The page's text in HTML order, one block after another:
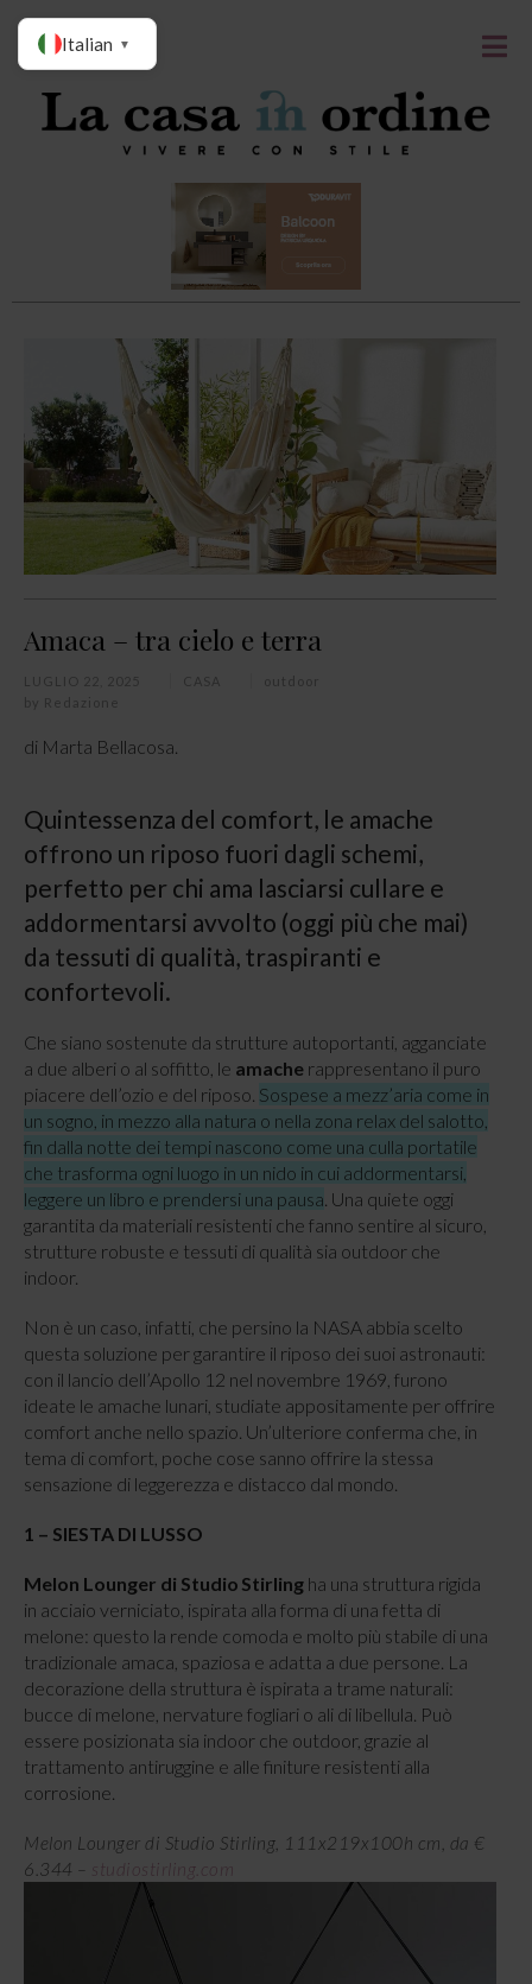
Amaca – tra cielo e terra
LUGLIO 22, 2025 CASA
outdoor
Redazione
di Marta Bellacosa.
Quintessenza del comfort, le amache
offrono un riposo fuori dagli schemi,
perfetto per chi ama lasciarsi cullare e
addormentarsi avvolto (oggi più che mai)
da tessuti di qualità, traspiranti e
confortevoli.
Che siano sostenute da strutture autoportanti, agganciate
a due alberi o al soffitto, le amache rappresentano il puro
piacere dell’ozio e del riposo. Sospese a mezz’aria come in
un sogno, in mezzo alla natura o nella zona relax del salotto,
fin dalla notte dei tempi nascono come una culla portatile
che trasforma ogni luogo in un nido in cui addormentarsi,
leggere un libro e prendersi una pausa . Una quiete oggi
garantita da materiali resistenti che fanno sentire al sicuro,
strutture robuste e tessuti di qualità sia outdoor che
indoor.
Non è un caso, infatti, che persino la NASA abbia scelto
questa soluzione per garantire il riposo dei suoi astronauti:
con il lancio dell’Apollo 12 nel novembre 1969, furono
ideate le amache lunari, studiate appositamente per offrire
comfort anche nello spazio. Un’ulteriore conferma che, in
tema di comfort, poche cose sanno offrire la stessa
sensazione di leggerezza e distacco dal mondo.
1 – SIESTA DI LUSSO
Melon Lounger di Studio Stirling ha una struttura rigida
in acciaio verniciato, ispirata alla forma di una fetta di
melone: questo la rende comoda e molto più stabile di una
tradizionale amaca, spaziosa e adatta a due persone. La
decorazione della struttura è ispirata a trame naturali:
bucce di melone, nervature fogliari o ali di libellula. Può
essere posizionata sia indoor che outdoor, grazie al
trattamento antiruggine e alle finiture resistenti alla
corrosione.
Melon Lounger di Studio Stirling, 111x219x100h cm, da €
6.344 –
studiostirling.com
Italian ▼